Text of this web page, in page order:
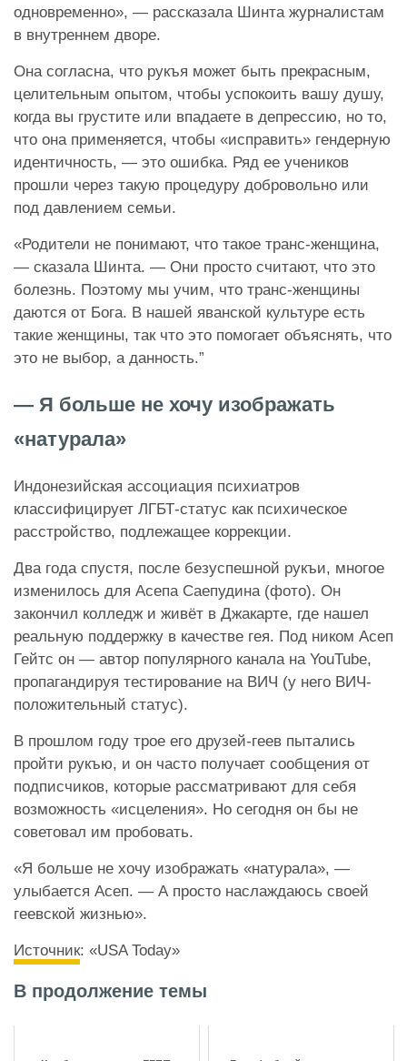
одновременно», — рассказала Шинта журналистам
в внутреннем дворе.
Она согласна, что рукъя может быть прекрасным,
целительным опытом, чтобы успокоить вашу душу,
когда вы грустите или впадаете в депрессию, но то,
что она применяется, чтобы «исправить» гендерную
идентичность, — это ошибка. Ряд ее учеников
прошли через такую процедуру добровольно или
под давлением семьи.
«Родители не понимают, что такое транс-женщина,
— сказала Шинта. — Они просто считают, что это
болезнь. Поэтому мы учим, что транс-женщины
даются от Бога. В нашей яванской культуре есть
такие женщины, так что это помогает объяснять, что
это не выбор, а данность.”
— Я больше не хочу изображать
«натурала»
Индонезийская ассоциация психиатров
классифицирует ЛГБТ-статус как психическое
расстройство, подлежащее коррекции.
Два года спустя, после безуспешной рукъи, многое
изменилось для Асепа Саепудина (фото). Он
закончил колледж и живёт в Джакарте, где нашел
реальную поддержку в качестве гея. Под ником Асеп
Гейтс он — автор популярного канала на YouTube,
пропагандируя тестирование на ВИЧ (у него ВИЧ-
положительный статус).
В прошлом году трое его друзей-геев пытались
пройти рукъю, и он часто получает сообщения от
подписчиков, которые рассматривают для себя
возможность «исцеления». Но сегодня он бы не
советовал им пробовать.
«Я больше не хочу изображать «натурала», —
улыбается Асеп. — А просто наслаждаюсь своей
геевской жизнью».
Источник: «USA Today»
В продолжение темы